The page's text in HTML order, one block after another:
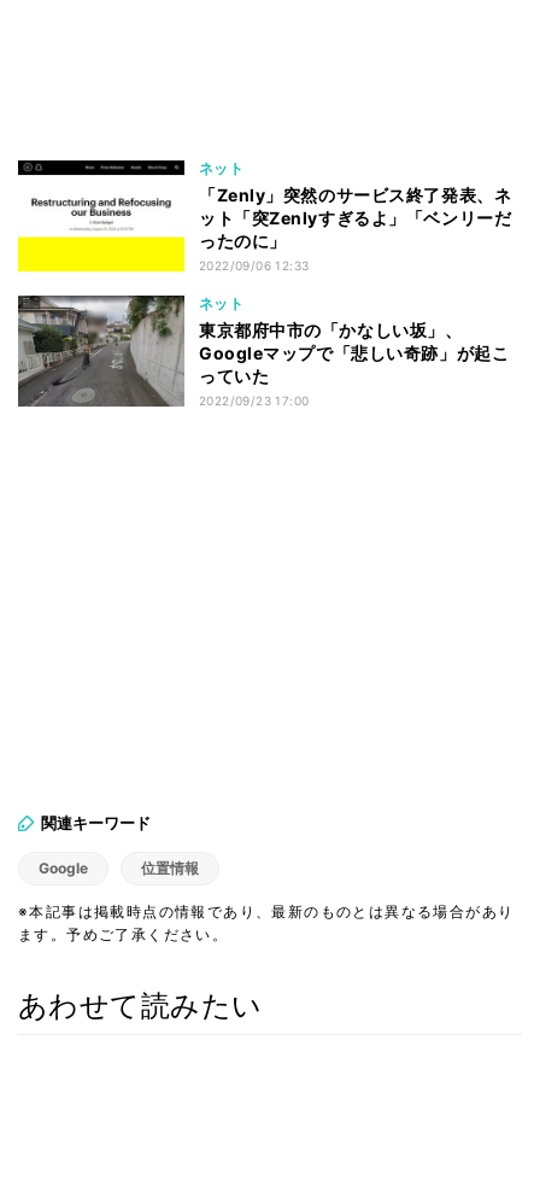
ネット
「Zenly」突然のサービス終了発表、ネ
ット「突Zenlyすぎるよ」「ベンリーだ
ったのに」
2022/09/06 12:33
ネット
東京都府中市の「かなしい坂」、
Googleマップで「悲しい奇跡」が起こ
っていた
2022/09/23 17:00
関連キーワード
Google 位置情報
※本記事は掲載時点の情報であり、最新のものとは異なる場合があり
ます。予めご了承ください。
あわせて読みたい